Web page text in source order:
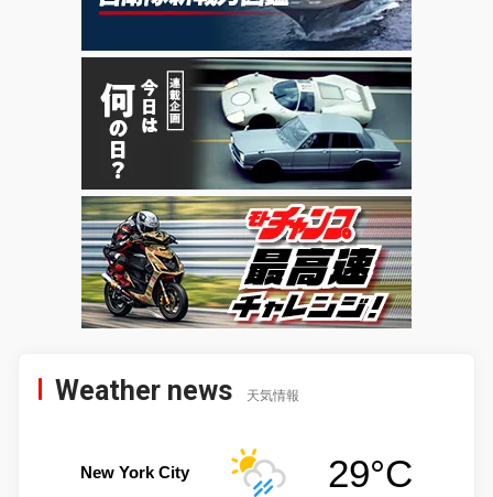
Weather news 天気情報
New York City 29°C